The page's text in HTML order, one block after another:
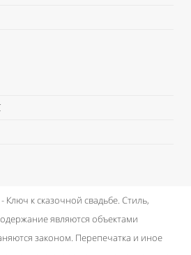
Ключ к сказочной свадьбе. Стиль,
являются объектами
законом. Перепечатка и иное